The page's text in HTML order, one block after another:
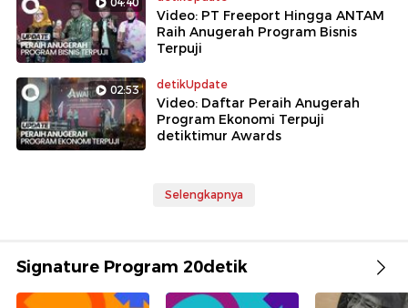
Video: PT Freeport Hingga ANTAM
Raih Anugerah Program Bisnis
Terpuji
02:53 detikUpdate
Video: Daftar Peraih Anugerah
Program Ekonomi Terpuji
detiktimur Awards
Selengkapnya
Signature Program 20detik